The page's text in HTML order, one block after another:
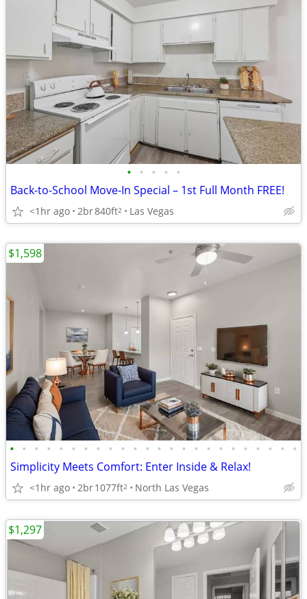
• • • • •
Back-to-School Move-In Special – 1st Full Month FREE!
<1hr ago 2br840ft2 Las Vegas
• • • • • • • • • • • • • • • • • • • • • • • •
Simplicity Meets Comfort: Enter Inside & Relax!
<1hr ago 2br1077ft2 North Las Vegas
$1,598
$1,297